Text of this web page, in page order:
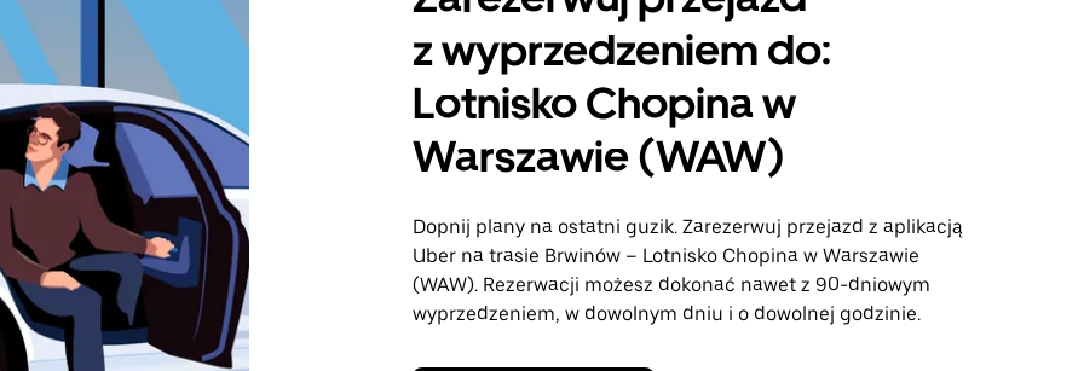
z wyprzedzeniem do:
Lotnisko Chopina w
Warszawie (WAW)
Dopnij plany na ostatni guzik. Zarezerwuj przejazd z aplikacją
Uber na trasie Brwinów – Lotnisko Chopina w Warszawie
(WAW). Rezerwacji możesz dokonać nawet z 90-dniowym
wyprzedzeniem, w dowolnym dniu i o dowolnej godzinie.